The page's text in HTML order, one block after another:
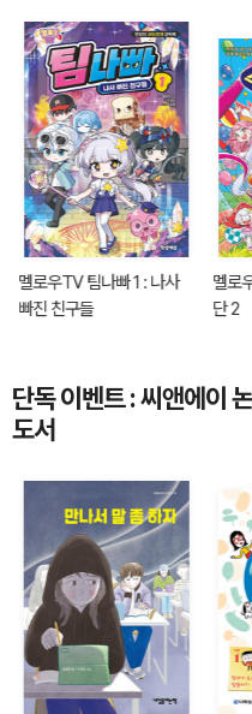
멜로우TV 팀나빠 1 : 나사
빠진 친구들
멜로
단 2
단독 이벤트 : 씨앤에이
도서